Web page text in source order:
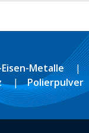
Metalle
Polierpulver